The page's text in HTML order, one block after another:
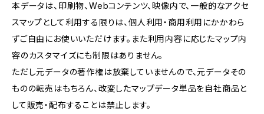
本データは、印刷物、Webコンテンツ、映像内で、一般的なアクセ
スマップとして利用する限りは、個人利用・商用利用にかかわら
ずご自由にお使いいただけます。また利用内容に応じたマップ内
容のカスタマイズにも制限はありません。
ただし元データの著作権は放棄していませんので、元データその
ものの転売はもちろん、改変したマップデータ単品を自社商品と
して販売・配布することは禁止します。